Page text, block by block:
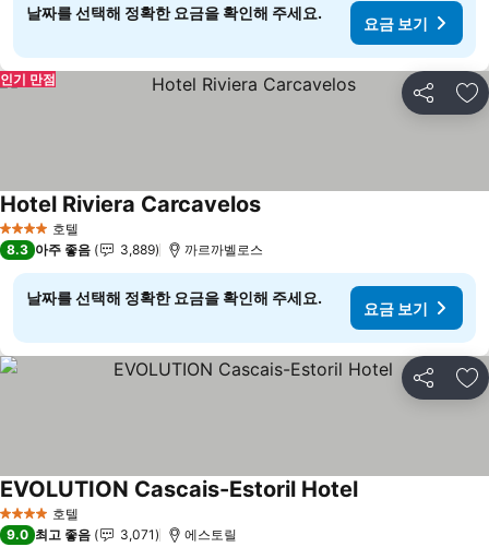
날짜를 선택해 정확한 요금을 확인해 주세요.
요금 보기
공유 즐
인기 만점
4 성급 호텔
Hotel Riviera Carcavelos요금 보기
8.3 아주 좋음 3,889 까르까벨로스
날짜를 선택해 정확한 요금을 확인해 주세요.
요금 보기
공유 즐
4 성급 호텔
EVOLUTION Cascais-Estoril Hotel요금 보기
9.0 최고 좋음 3,071 에스토릴